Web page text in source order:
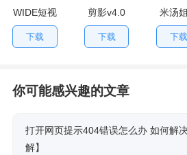
WIDE短视
频v2.4.0
最新版
下载
剪影v4.0
最新版
下载
米汤
相馆
版
下载
你可能感兴趣的文章
打开网页提示404错误怎么办 如何解
解】